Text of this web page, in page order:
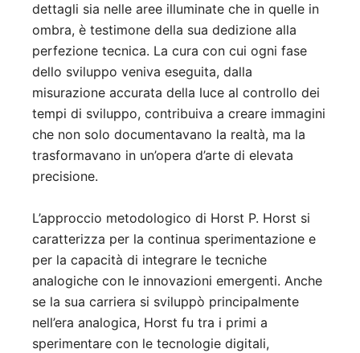
dettagli sia nelle aree illuminate che in quelle in
ombra, è testimone della sua dedizione alla
perfezione tecnica. La cura con cui ogni fase
dello sviluppo veniva eseguita, dalla
misurazione accurata della luce al controllo dei
tempi di sviluppo, contribuiva a creare immagini
che non solo documentavano la realtà, ma la
trasformavano in un’opera d’arte di elevata
precisione.
L’approccio metodologico di Horst P. Horst si
caratterizza per la continua sperimentazione e
per la capacità di integrare le tecniche
analogiche con le innovazioni emergenti. Anche
se la sua carriera si sviluppò principalmente
nell’era analogica, Horst fu tra i primi a
sperimentare con le tecnologie digitali,